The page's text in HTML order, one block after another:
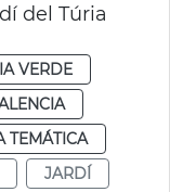
del Túria
VERDE
TEMÁTICA
JARDÍ